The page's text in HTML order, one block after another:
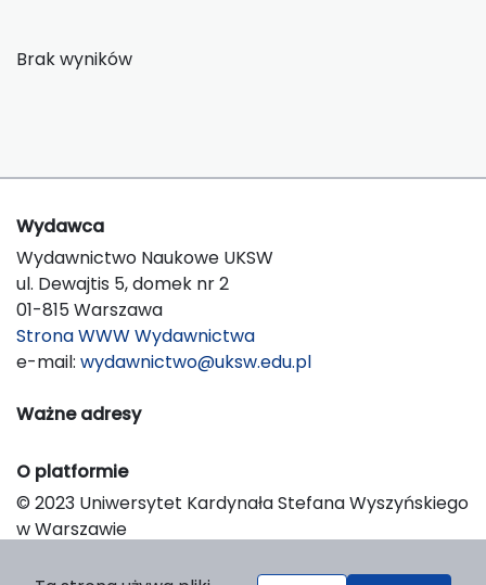
Brak wyników
Wydawca
Wydawnictwo Naukowe UKSW
ul. Dewajtis 5, domek nr 2
01-815 Warszawa
Strona WWW Wydawnictwa
e-mail: wydawnictwo@uksw.edu.pl
Ważne adresy
O platformie
© 2023 Uniwersytet Kardynała Stefana Wyszyńskiego
w Warszawie